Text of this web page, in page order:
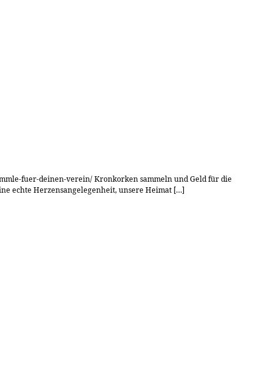
fuer-deinen-verein/ Kronkorken sammeln und Geld für die
echte Herzensangelegenheit, unsere Heimat […]